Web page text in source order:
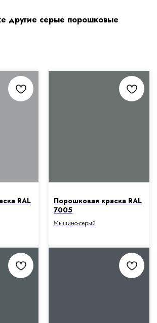
другие серые порошковые
RAL
Порошковая краска RAL
7005
Мышино-серый